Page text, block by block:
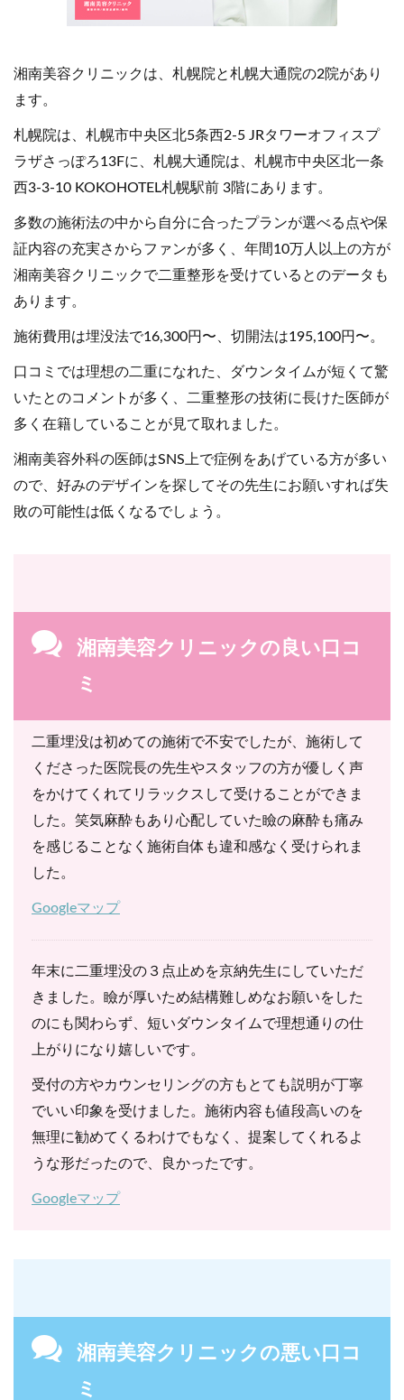
湘南美容クリニックは、札幌院と札幌大通院の2院があり
ます。
札幌院は、札幌市中央区北5条西2-5 JRタワーオフィスプ
ラザさっぽろ13Fに、札幌大通院は、札幌市中央区北一条
西3-3-10 KOKOHOTEL札幌駅前 3階にあります。
多数の施術法の中から自分に合ったプランが選べる点や保
証内容の充実さからファンが多く、年間10万人以上の方が
湘南美容クリニックで二重整形を受けているとのデータも
あります。
施術費用は埋没法で16,300円〜、切開法は195,100円〜。
口コミでは理想の二重になれた、ダウンタイムが短くて驚
いたとのコメントが多く、二重整形の技術に長けた医師が
多く在籍していることが見て取れました。
湘南美容外科の医師はSNS上で症例をあげている方が多い
ので、好みのデザインを探してその先生にお願いすれば失
敗の可能性は低くなるでしょう。
湘南美容クリニックの良い口コ
ミ
二重埋没は初めての施術で不安でしたが、施術して
くださった医院長の先生やスタッフの方が優しく声
をかけてくれてリラックスして受けることができま
した。笑気麻酔もあり心配していた瞼の麻酔も痛み
を感じることなく施術自体も違和感なく受けられま
した。
Googleマップ
年末に二重埋没の３点止めを京納先生にしていただ
きました。瞼が厚いため結構難しめなお願いをした
のにも関わらず、短いダウンタイムで理想通りの仕
上がりになり嬉しいです。
受付の方やカウンセリングの方もとても説明が丁寧
でいい印象を受けました。施術内容も値段高いのを
無理に勧めてくるわけでもなく、提案してくれるよ
うな形だったので、良かったです。
Googleマップ
湘南美容クリニックの悪い口コ
ミ